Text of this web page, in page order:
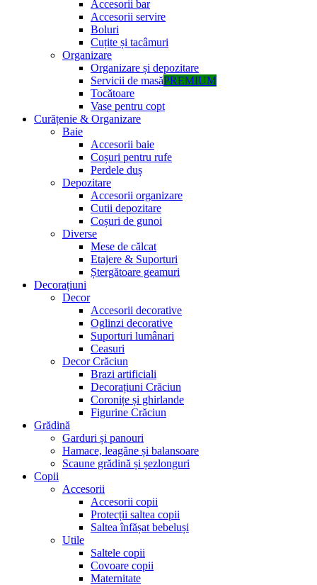
Accesorii bar
Accesorii servire
Boluri
Cuțite și tacâmuri
Organizare
Organizare și depozitare
Servicii de masăPREMIUM
Tocătoare
Vase pentru copt
Curățenie & Organizare
Baie
Accesorii baie
Coșuri pentru rufe
Perdele duș
Depozitare
Accesorii organizare
Cutii depozitare
Coșuri de gunoi
Diverse
Mese de călcat
Etajere & Suporturi
Ștergătoare geamuri
Decorațiuni
Decor
Accesorii decorative
Oglinzi decorative
Suporturi lumânari
Ceasuri
Decor Crăciun
Brazi artificiali
Decorațiuni Crăciun
Coronițe și ghirlande
Figurine Crăciun
Grădină
Garduri și panouri
Hamace, leagăne și balansoare
Scaune grădină și șezlonguri
Copii
Accesorii
Accesorii copii
Protecții saltea copii
Saltea înfășat bebeluși
Utile
Saltele copii
Covoare copii
Maternitate